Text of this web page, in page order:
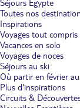
Séjours Egypte
Toutes nos
Inspirations
Voyages tout compris
Vacances en solo
Voyages de noces
Séjours au ski
Où partir en février
Plus d'inspirations
Circuits &